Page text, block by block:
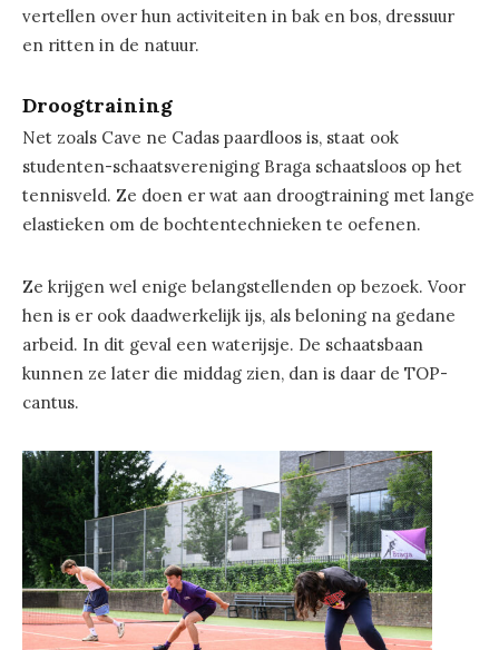
vertellen over hun activiteiten in bak en bos, dressuur
en ritten in de natuur.
Droogtraining
Net zoals Cave ne Cadas paardloos is, staat ook
studenten-schaatsvereniging Braga schaatsloos op het
tennisveld. Ze doen er wat aan droogtraining met lange
elastieken om de bochtentechnieken te oefenen.
Ze krijgen wel enige belangstellenden op bezoek. Voor
hen is er ook daadwerkelijk ijs, als beloning na gedane
arbeid. In dit geval een waterijsje. De schaatsbaan
kunnen ze later die middag zien, dan is daar de TOP-
cantus.